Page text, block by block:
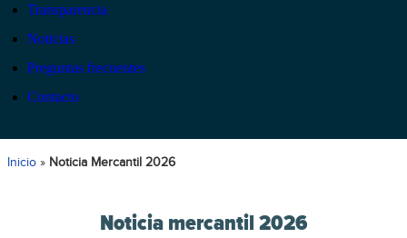
Transparencia
Noticias
Preguntas frecuentes
Contacto
Inicio » Noticia Mercantil 2026
Noticia mercantil 2026